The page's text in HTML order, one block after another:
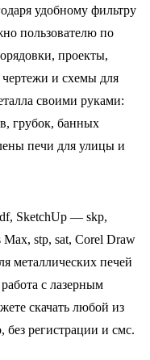
удобному фильтру
пользователю по
проекты,
и схемы для
своими руками:
грубок, банных
печи для улицы и
SketchUp — skp,
stp, sat, Corel Draw
металлических печей
с лазерным
скачать любой из
без регистрации и смс.